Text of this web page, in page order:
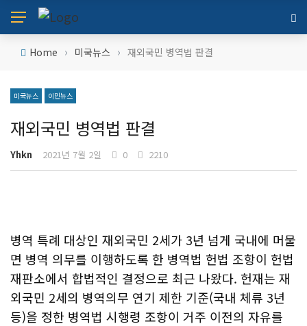
Home › 미국뉴스 › 재외국민 병역법 판결
미국뉴스 이민뉴스
재외국민 병역법 판결
Yhkn 2021년 7월 2일 0 2210
병역 특례 대상인 재외국민 2세가 3년 넘게 국내에 머물
면 병역 의무를 이행하도록 한 병역법 헌법 조항이 헌법
재판소에서 합법적인 결정으로 최근 나왔다. 헌재는 재
외국민 2세의 병역의무 연기 제한 기준(국내 체류 3년
등)을 정한 병역법 시행령 조항이 거주 이전의 자유를